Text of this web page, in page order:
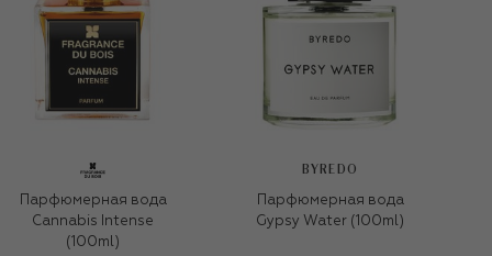
Парфюмерная вода
Cannabis Intense
(100ml)
BYREDO
Парфюмерная вода
Gypsy Water (100ml)